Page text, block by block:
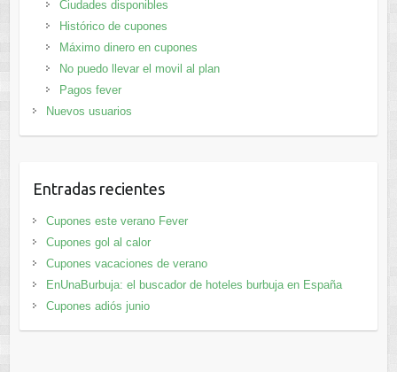
Ciudades disponibles
Histórico de cupones
Máximo dinero en cupones
No puedo llevar el movil al plan
Pagos fever
Nuevos usuarios
Entradas recientes
Cupones este verano Fever
Cupones gol al calor
Cupones vacaciones de verano
EnUnaBurbuja: el buscador de hoteles burbuja en España
Cupones adiós junio